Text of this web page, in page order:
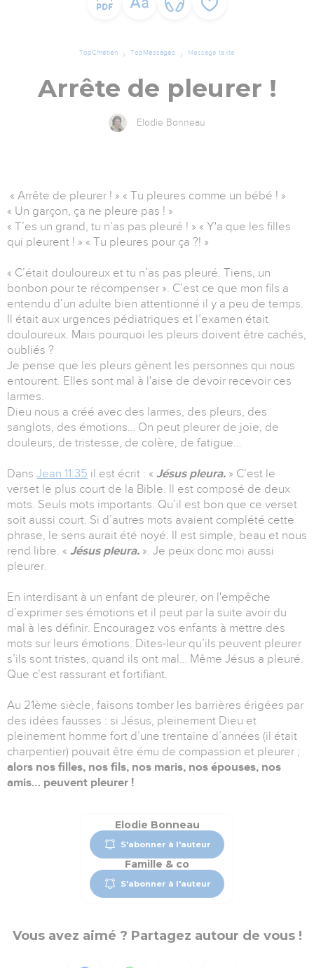
TopChrétien TopMessages Message texte
Arrête de pleurer !
Elodie Bonneau
« Arrête de pleurer ! » « Tu pleures comme un bébé ! »
« Un garçon, ça ne pleure pas ! »
« T’es un grand, tu n’as pas pleuré ! » « Y'a que les filles
qui pleurent ! » « Tu pleures pour ça ?! »
« C’était douloureux et tu n’as pas pleuré. Tiens, un
bonbon pour te récompenser ». C’est ce que mon fils a
entendu d’un adulte bien attentionné il y a peu de temps.
Il était aux urgences pédiatriques et l’examen était
douloureux. Mais pourquoi les pleurs doivent être cachés,
oubliés ?
Je pense que les pleurs gênent les personnes qui nous
entourent. Elles sont mal à l'aise de devoir recevoir ces
larmes.
Dieu nous a créé avec des larmes, des pleurs, des
sanglots, des émotions… On peut pleurer de joie, de
douleurs, de tristesse, de colère, de fatigue…
Dans Jean 11:35 il est écrit : « Jésus pleura. » C’est le
verset le plus court de la Bible. Il est composé de deux
mots. Seuls mots importants. Qu’il est bon que ce verset
soit aussi court. Si d’autres mots avaient complété cette
phrase, le sens aurait été noyé. Il est simple, beau et nous
rend libre. « Jésus pleura. ». Je peux donc moi aussi
pleurer.
En interdisant à un enfant de pleurer, on l'empêche
d’exprimer ses émotions et il peut par la suite avoir du
mal à les définir. Encouragez vos enfants à mettre des
mots sur leurs émotions. Dites-leur qu’ils peuvent pleurer
s’ils sont tristes, quand ils ont mal… Même Jésus a pleuré.
Que c’est rassurant et fortifiant.
Au 21ème siècle, faisons tomber les barrières érigées par
des idées fausses : si Jésus, pleinement Dieu et
pleinement homme fort d’une trentaine d’années (il était
charpentier) pouvait être ému de compassion et pleurer ;
alors nos filles, nos fils, nos maris, nos épouses, nos
amis… peuvent pleurer !
Elodie Bonneau
S'abonner à l'auteur
Famille & co
S'abonner à l'auteur
Vous avez aimé ? Partagez autour de vous !